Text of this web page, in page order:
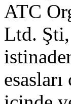
ATC
Ltd. Şti,